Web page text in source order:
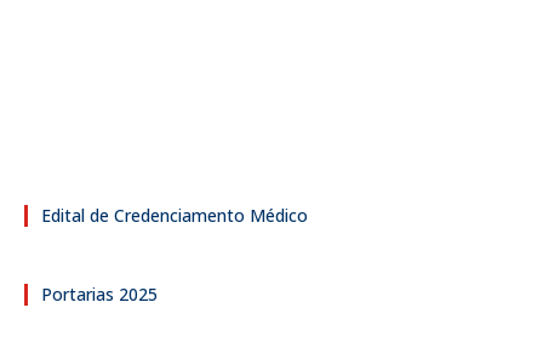
Edital de Credenciamento Médico
Portarias 2025